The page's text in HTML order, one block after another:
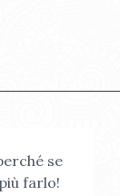
se
farlo!